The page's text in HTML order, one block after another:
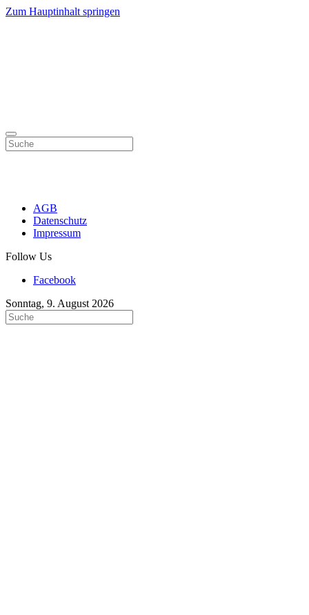
Zum Hauptinhalt springen
AGB
Datenschutz
Impressum
Follow Us
Facebook
Sonntag, 9. August 2026